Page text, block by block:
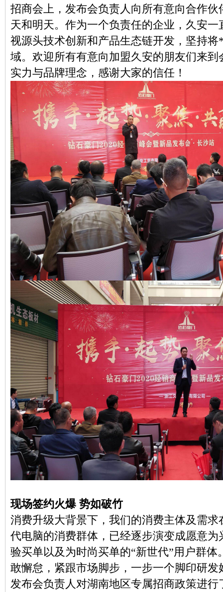
招商会上，发布会负责人向所有意向合作
天和明天。作为一个负责任的企业，久安
视源头技术创新和产品生态链开发，坚持
域。欢迎所有有意向加盟久安的朋友们来
实力与品牌理念，感谢大家的信任！
现场签约火爆 势如破竹
消费升级大背景下，我们的消费主体及需
代电脑的消费群体，已经逐步演变成愿意
验买单以及为时尚买单的“新世代”用户群
敢懈怠，紧跟市场脚步，一步一个脚印研
发布会负责人对湖南地区专属招商政策进